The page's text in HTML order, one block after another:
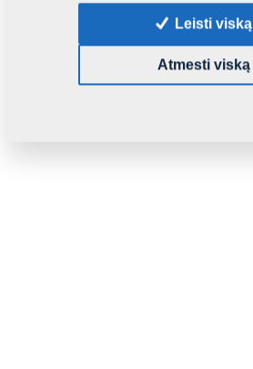
FANTOM
Masė: 3,0190 Kg
Leisti viską
Atmesti viską